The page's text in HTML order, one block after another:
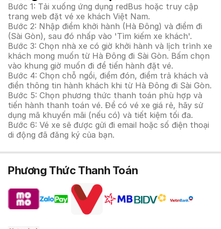
Bước 1: Tải xuống ứng dụng redBus hoặc truy cập
trang web đặt vé xe khách Việt Nam.
Bước 2: Nhập điểm khởi hành (Hà Đông) và điểm đi
(Sài Gòn), sau đó nhấp vào 'Tìm kiếm xe khách'.
Bước 3: Chọn nhà xe có giờ khởi hành và lịch trình xe
khách mong muốn từ Hà Đông đi Sài Gòn. Bấm chọn
vào khung giờ muốn đi để tiến hành đặt vé.
Bước 4: Chọn chỗ ngồi, điểm đón, điểm trả khách và
điền thông tin hành khách khi từ Hà Đông đi Sài Gòn.
Bước 5: Chọn phương thức thanh toán phù hợp và
tiến hành thanh toán vé. Để có vé xe giá rẻ, hãy sử
dụng mã khuyến mãi (nếu có) và tiết kiệm tối đa.
Bước 6: Vé xe sẽ được gửi đi email hoặc số điện thoại
di động đã đăng ký của bạn.
Phương Thức Thanh Toán